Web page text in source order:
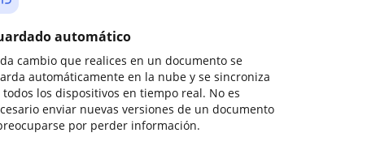
automático
cambio que realices en un documento se
automáticamente en la nube y se sincroniza
todos los dispositivos en tiempo real. No es
enviar nuevas versiones de un documento
por perder información.